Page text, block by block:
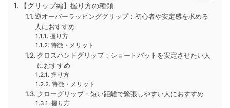
【グリップ編】握り方の種類
逆オーバーラッピンググリップ：初心者や安定感を求める
人におすすめ
握り方
特徴・メリット
クロスハンドグリップ：ショートパットを安定させたい人
におすすめ
握り方
特徴・メリット
クローグリップ：短い距離で緊張しやすい人におすすめ
握り方